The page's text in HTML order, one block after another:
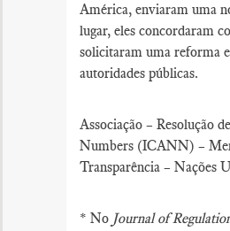
América, enviaram uma
lugar, eles concordaram
solicitaram uma reforma
autoridades públicas.
Associação – Resolução
Numbers (ICANN) –
Transparência – Nações
* No Journal of